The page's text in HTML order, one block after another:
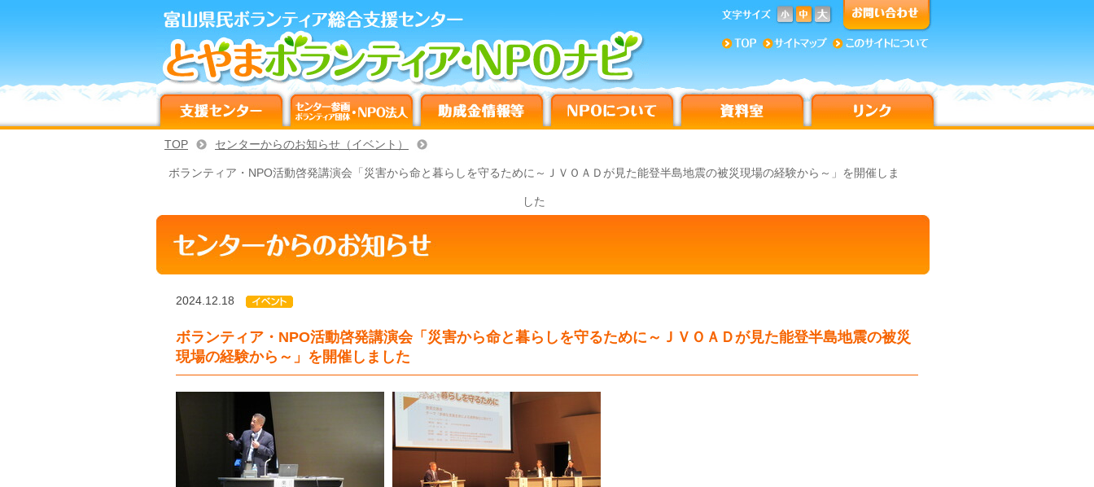
TOP センターからのお知らせ（イベント）
ボランティア・NPO活動啓発講演会「災害から命と暮らしを守るために～ＪＶＯＡＤが見た能登半島地震の被災現場の経験から～」を開催しま
した
2024.12.18
ボランティア・NPO活動啓発講演会「災害から命と暮らしを守るために～ＪＶＯＡＤが見た能登半島地震の被災
現場の経験から～」を開催しました